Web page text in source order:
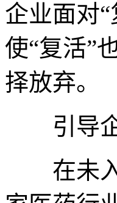
企业面对
使“复活”
择放弃。
引导企
在未入